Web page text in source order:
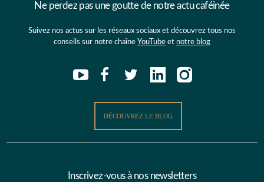
Ne perdez pas une goutte de notre actu caféinée
Suivez nos actus sur les réseaux sociaux et découvrez tous nos
conseils sur notre chaîne YouTube et notre blog
DÉCOUVREZ LE BLOG
Inscrivez-vous à nos newsletters